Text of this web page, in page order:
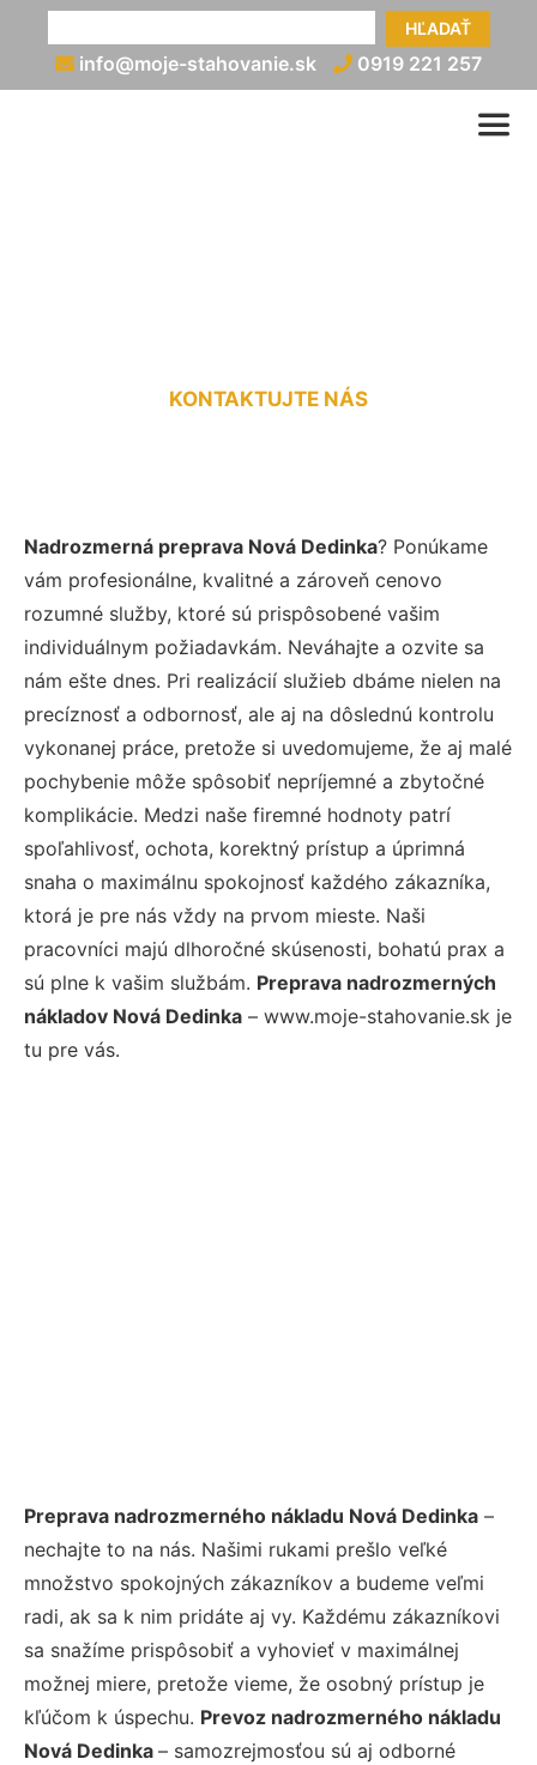
HĽADAŤ
info@moje-stahovanie.sk 0919 221 257
KONTAKTUJTE NÁS
Nadrozmerná preprava Nová Dedinka? Ponúkame
vám profesionálne, kvalitné a zároveň cenovo
rozumné služby, ktoré sú prispôsobené vašim
individuálnym požiadavkám. Neváhajte a ozvite sa
nám ešte dnes. Pri realizácií služieb dbáme nielen na
precíznosť a odbornosť, ale aj na dôslednú kontrolu
vykonanej práce, pretože si uvedomujeme, že aj malé
pochybenie môže spôsobiť nepríjemné a zbytočné
komplikácie. Medzi naše firemné hodnoty patrí
spoľahlivosť, ochota, korektný prístup a úprimná
snaha o maximálnu spokojnosť každého zákazníka,
ktorá je pre nás vždy na prvom mieste. Naši
pracovníci majú dlhoročné skúsenosti, bohatú prax a
sú plne k vašim službám. Preprava nadrozmerných
nákladov Nová Dedinka – www.moje-stahovanie.sk je
tu pre vás.
Preprava nadrozmerného nákladu Nová Dedinka –
nechajte to na nás. Našimi rukami prešlo veľké
množstvo spokojných zákazníkov a budeme veľmi
radi, ak sa k nim pridáte aj vy. Každému zákazníkovi
sa snažíme prispôsobiť a vyhovieť v maximálnej
možnej miere, pretože vieme, že osobný prístup je
kľúčom k úspechu. Prevoz nadrozmerného nákladu
Nová Dedinka – samozrejmosťou sú aj odborné